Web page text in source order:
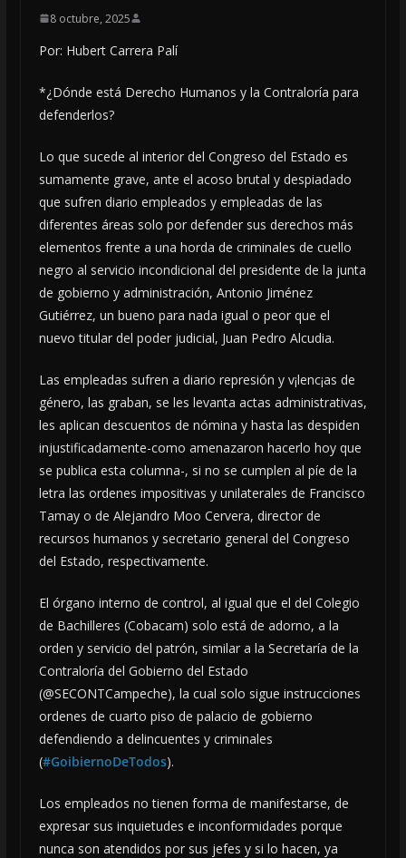
8 octubre, 2025
Por: Hubert Carrera Palí
*¿Dónde está Derecho Humanos y la Contraloría para
defenderlos?
Lo que sucede al interior del Congreso del Estado es
sumamente grave, ante el acoso brutal y despiadado
que sufren diario empleados y empleadas de las
diferentes áreas solo por defender sus derechos más
elementos frente a una horda de criminales de cuello
negro al servicio incondicional del presidente de la junta
de gobierno y administración, Antonio Jiménez
Gutiérrez, un bueno para nada igual o peor que el
nuevo titular del poder judicial, Juan Pedro Alcudia.
Las empleadas sufren a diario represión y v¡lenc¡as de
género, las graban, se les levanta actas administrativas,
les aplican descuentos de nómina y hasta las despiden
injustificadamente-como amenazaron hacerlo hoy que
se publica esta columna-, si no se cumplen al píe de la
letra las ordenes impositivas y unilaterales de Francisco
Tamay o de Alejandro Moo Cervera, director de
recursos humanos y secretario general del Congreso
del Estado, respectivamente.
El órgano interno de control, al igual que el del Colegio
de Bachilleres (Cobacam) solo está de adorno, a la
orden y servicio del patrón, similar a la Secretaría de la
Contraloría del Gobierno del Estado
(@SECONTCampeche), la cual solo sigue instrucciones
ordenes de cuarto piso de palacio de gobierno
defendiendo a delincuentes y criminales
(#GoibiernoDeTodos).
Los empleados no tienen forma de manifestarse, de
expresar sus inquietudes e inconformidades porque
nunca son atendidos por sus jefes y si lo hacen, ya